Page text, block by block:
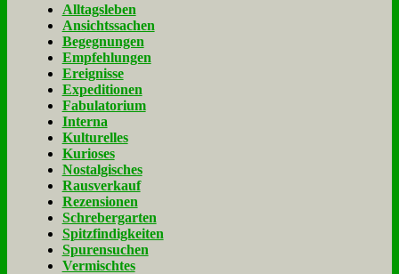
Alltagsleben
Ansichtssachen
Begegnungen
Empfehlungen
Ereignisse
Expeditionen
Fabulatorium
Interna
Kulturelles
Kurioses
Nostalgisches
Rausverkauf
Rezensionen
Schrebergarten
Spitzfindigkeiten
Spurensuchen
Vermischtes